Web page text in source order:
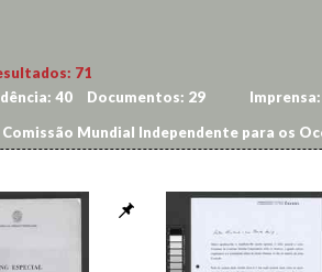
71
40 Documentos: 29 Imprensa:
Comissão Mundial Independente para os